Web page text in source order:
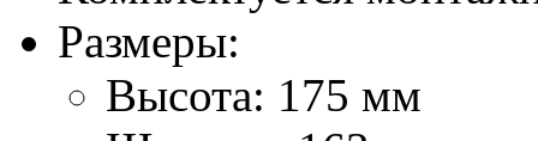
Размеры:
Высота: 175 мм